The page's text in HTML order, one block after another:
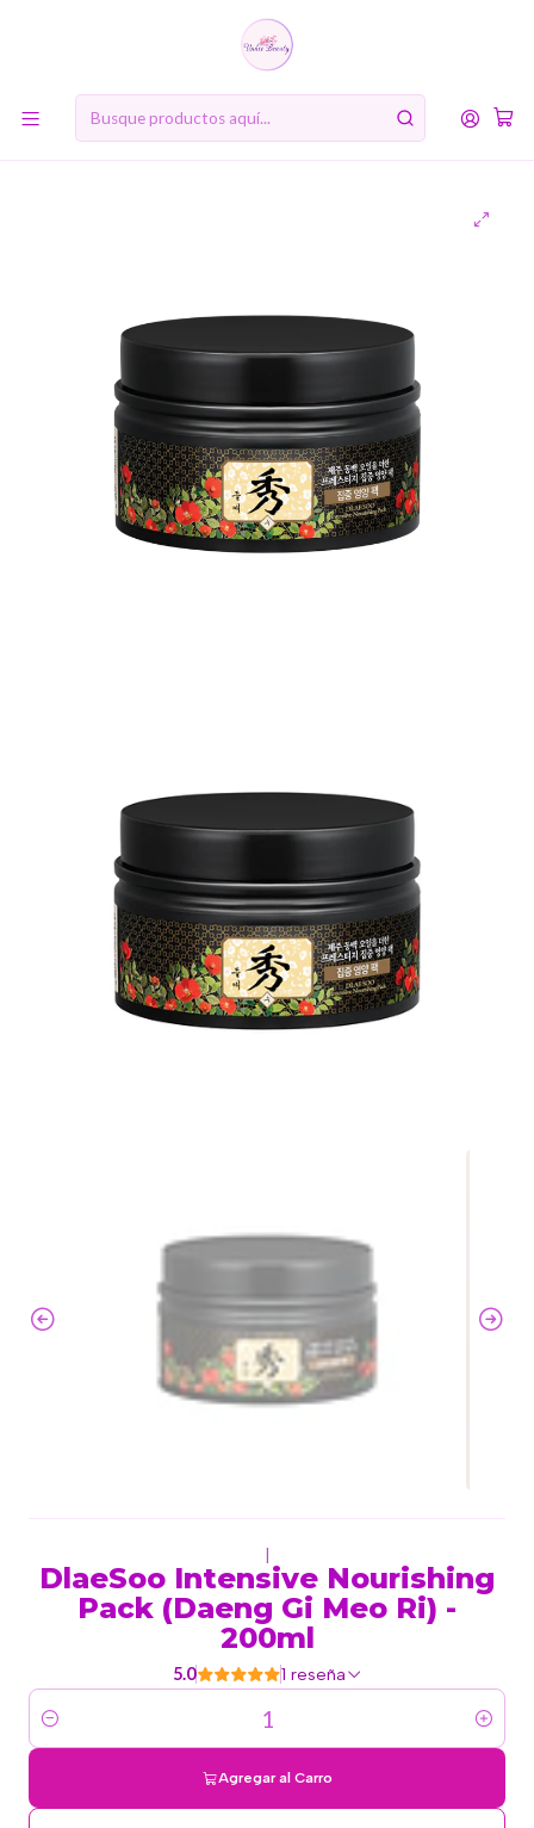
10% de descuento en tu primera compra online. Código: BIENVENIDA10
DlaeSoo Intensive Nourishing Pack (Daeng Gi Meo Ri) - 200ml
DlaeSoo Intensive Nourishing
Pack (Daeng Gi Meo Ri) -
200ml
5.0 1 reseña
Cantidad
Agregar al Carro